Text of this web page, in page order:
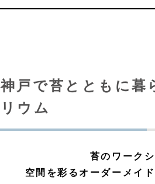
神戸で苔とともに暮
リウム
苔のワーク
空間を彩るオーダーメイ